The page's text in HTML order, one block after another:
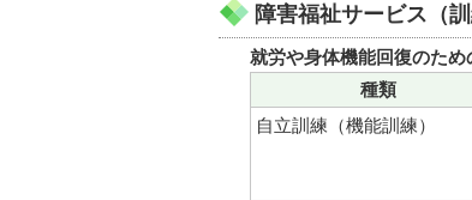
障害福祉サービス（訓
就労や身体機能回復のため
種類
自立訓練（機能訓練）